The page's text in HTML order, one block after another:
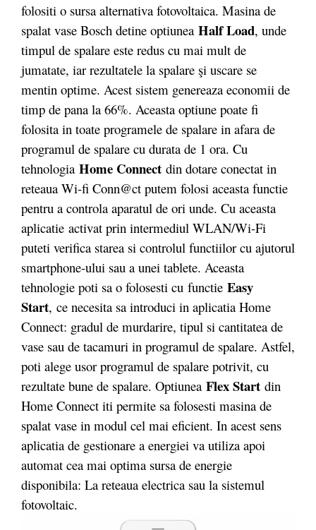
folositi o sursa alternativa fotovoltaica. Masina de
spalat vase Bosch detine optiunea Half Load, unde
timpul de spalare este redus cu mai mult de
jumatate, iar rezultatele la spalare şi uscare se
mentin optime. Acest sistem genereaza economii de
timp de pana la 66%. Aceasta optiune poate fi
folosita in toate programele de spalare in afara de
programul de spalare cu durata de 1 ora. Cu
tehnologia Home Connect din dotare conectat in
reteaua Wi-fi Conn@ct putem folosi aceasta functie
pentru a controla aparatul de ori unde. Cu aceasta
aplicatie activat prin intermediul WLAN/Wi-Fi
puteti verifica starea si controlul functiilor cu ajutorul
smartphone-ului sau a unei tablete. Aceasta
tehnologie poti sa o folosesti cu functie Easy
Start, ce necesita sa introduci in aplicatia Home
Connect: gradul de murdarire, tipul si cantitatea de
vase sau de tacamuri in programul de spalare. Astfel,
poti alege usor programul de spalare potrivit, cu
rezultate bune de spalare. Optiunea Flex Start din
Home Connect iti permite sa folosesti masina de
spalat vase in modul cel mai eficient. In acest sens
aplicatia de gestionare a energiei va utiliza apoi
automat cea mai optima sursa de energie
disponibila: La reteaua electrica sau la sistemul
fotovoltaic.